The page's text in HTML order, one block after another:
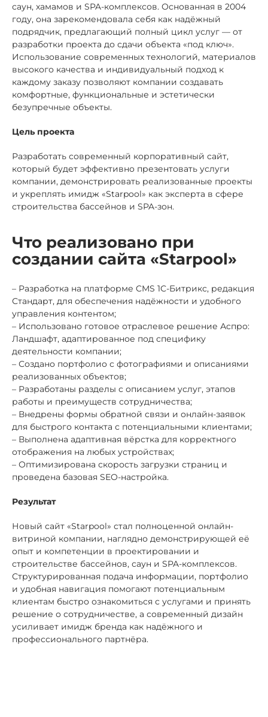
саун, хамамов и SPA-комплексов. Основанная в 2004
году, она зарекомендовала себя как надёжный
подрядчик, предлагающий полный цикл услуг — от
разработки проекта до сдачи объекта «под ключ».
Использование современных технологий, материалов
высокого качества и индивидуальный подход к
каждому заказу позволяют компании создавать
комфортные, функциональные и эстетически
безупречные объекты.
Цель проекта
Разработать современный корпоративный сайт,
который будет эффективно презентовать услуги
компании, демонстрировать реализованные проекты
и укреплять имидж «Starpool» как эксперта в сфере
строительства бассейнов и SPA-зон.
Что реализовано при
создании сайта «Starpool»
– Разработка на платформе CMS 1С-Битрикс, редакция
Стандарт, для обеспечения надёжности и удобного
управления контентом;
– Использовано готовое отраслевое решение Аспро:
Ландшафт, адаптированное под специфику
деятельности компании;
– Создано портфолио с фотографиями и описаниями
реализованных объектов;
– Разработаны разделы с описанием услуг, этапов
работы и преимуществ сотрудничества;
– Внедрены формы обратной связи и онлайн-заявок
для быстрого контакта с потенциальными клиентами;
– Выполнена адаптивная вёрстка для корректного
отображения на любых устройствах;
– Оптимизирована скорость загрузки страниц и
проведена базовая SEO-настройка.
Результат
Новый сайт «Starpool» стал полноценной онлайн-
витриной компании, наглядно демонстрирующей её
опыт и компетенции в проектировании и
строительстве бассейнов, саун и SPA-комплексов.
Структурированная подача информации, портфолио
и удобная навигация помогают потенциальным
клиентам быстро ознакомиться с услугами и принять
решение о сотрудничестве, а современный дизайн
усиливает имидж бренда как надёжного и
профессионального партнёра.